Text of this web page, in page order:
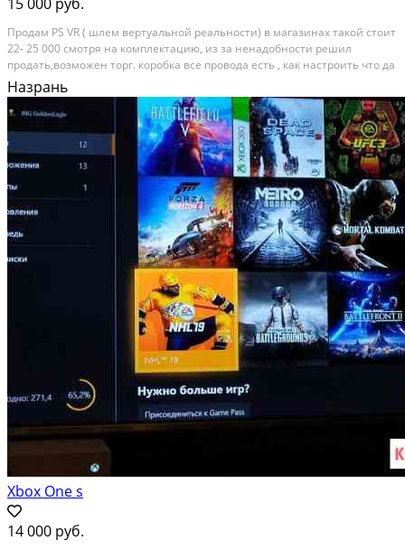
Продам PS VR ( шлем вертуальной реальности) в магазинах такой стоит
22- 25 000 смотря на комплектацию, из за ненадобности решил
продать,возможен торг. коробка все провода есть , как настроить что да
как я вам скажу, вся инфа по номеру. Категория: игры, приставки и
программы
Назрань
Xbox One s
14 000 руб.